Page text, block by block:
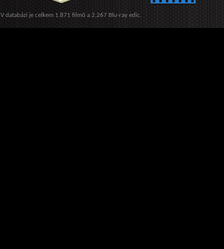
V databázi je celkem 1.871 filmů a 2.267 Blu-ray edic.